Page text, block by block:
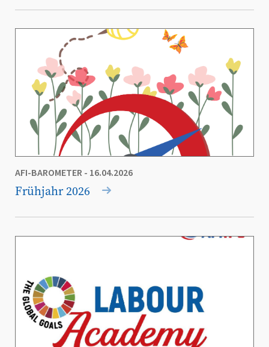
AFI-BAROMETER - 16.04.2026
Frühjahr 2026